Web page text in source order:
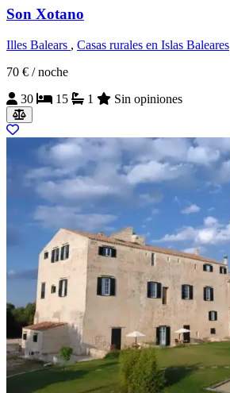
Son Xotano
Illes Balears , Casas rurales en Islas Baleares
70 € / noche
30
15 1 Sin opiniones